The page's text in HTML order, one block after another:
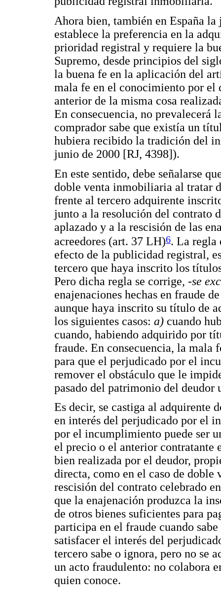
Ahora bien, también en España
establece la preferencia en la
prioridad registral y requiere la
Supremo, desde principios del
la buena fe en la aplicación del
mala fe en el conocimiento por el
anterior de la misma cosa
En consecuencia, no
comprador sabe que existía un
hubiera recibido la tradición del
junio de 2000 [RJ, 4398]).
En este sentido, debe señalarse
doble venta inmobiliaria al tratar
frente al tercero adquirente
junto a la resolución del contrato
aplazado y a la rescisión de las
acreedores (art. 37 LH)6. La regla
efecto de la publicidad registral,
tercero que haya inscrito los
Pero dicha regla se corrige, -se
enajenaciones hechas en fraude
aunque haya inscrito su título de
los siguientes casos: a) cuando
cuando, habiendo adquirido por
fraude. En consecuencia, la mala
para que el perjudicado por el
remover el obstáculo que le
pasado del patrimonio del deudor
Es decir, se castiga al adquirente
en interés del perjudicado por el
por el incumplimiento puede ser
el precio o el anterior contratante
bien realizada por el deudor,
directa, como en el caso de
rescisión del contrato celebrado
que la enajenación produzca la
de otros bienes suficientes para
participa en el fraude cuando
satisfacer el interés del
tercero sabe o ignora, pero no se
un acto fraudulento: no colabora
quien conoce.